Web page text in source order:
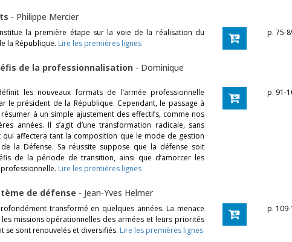
- Philippe Mercier
la première étape sur la voie de la réalisation du
la République. Lire les premières lignes
p. 75-
de la professionnalisation - Dominique
les nouveaux formats de l’armée professionnelle
le président de la République. Cependant, le passage à
à un simple ajustement des effectifs, comme nos
années. Il s’agit d’une transformation radicale, sans
affectera tant la composition que le mode de gestion
la Défense. Sa réussite suppose que la défense soit
de la période de transition, ainsi que d’amorcer les
Lire les premières lignes
p. 91-
de défense - Jean-Yves Helmer
transformé en quelques années. La menace
missions opérationnelles des armées et leurs priorités
se sont renouvelés et diversifiés. Lire les premières lignes
p.